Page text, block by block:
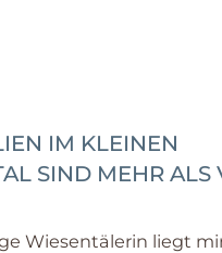
IM KLEINEN
SIND MEHR ALS
Wiesentälerin liegt